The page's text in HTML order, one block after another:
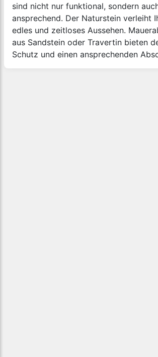
sind nicht nur funktional, sondern
ansprechend. Der Naturstein verleiht
edles und zeitloses Aussehen.
aus Sandstein oder Travertin bieten
Schutz und einen ansprechenden